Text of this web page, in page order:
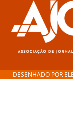
DESENHADO POR